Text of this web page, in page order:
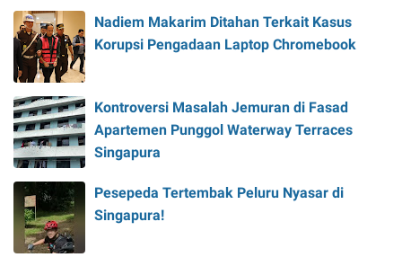
Nadiem Makarim Ditahan Terkait Kasus
Korupsi Pengadaan Laptop Chromebook
Kontroversi Masalah Jemuran di Fasad
Apartemen Punggol Waterway Terraces
Singapura
Pesepeda Tertembak Peluru Nyasar di
Singapura!